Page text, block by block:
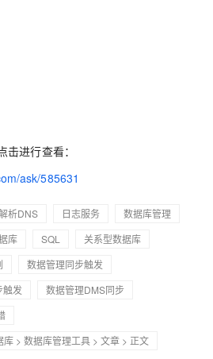
进行查看：
ask/585631
析DNS 日志服务
数据库管理
库 SQL
关系型数据库
数据管理同步触发
触发
数据管理DMS同步
库 > 数据库管理工具 > 文章 > 正文